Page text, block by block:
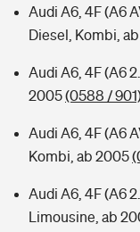
Audi A6, 4F (A6
Diesel, Kombi,
Audi A6, 4F (A6
2005(0588 /
Audi A6, 4F (A6
Kombi, ab 2005
Audi A6, 4F (A6
Limousine, ab